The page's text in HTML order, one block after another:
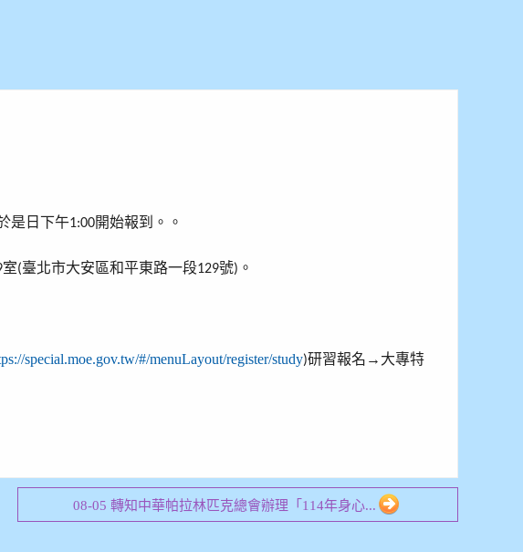
是日下午1:00開始報到。。
室(臺北市大安區和平東路一段129號) 。
special.moe.gov.tw/#/menuLayout/register/study)研習報名→大專特
08-05 轉知中華帕拉林匹克總會辦理「114年身心...